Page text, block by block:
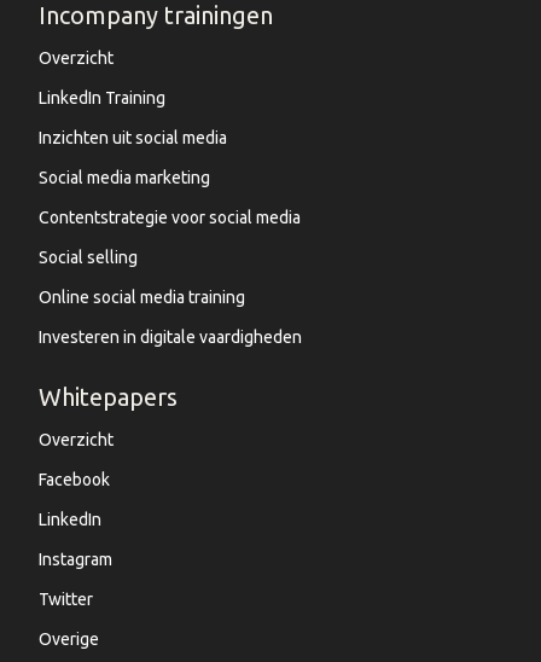
Incompany trainingen
Overzicht
LinkedIn Training
Inzichten uit social media
Social media marketing
Contentstrategie voor social media
Social selling
Online social media training
Investeren in digitale vaardigheden
Whitepapers
Overzicht
Facebook
LinkedIn
Instagram
Twitter
Overige